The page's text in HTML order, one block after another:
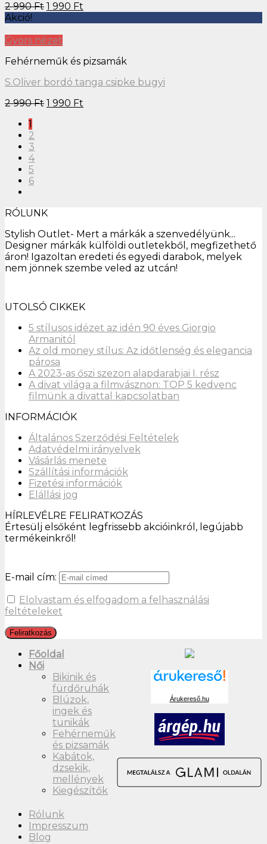
2 990Ft 1 990 Ft
Akció!
Gyors nézet
Fehérneműk és pizsamák
S.Oliver bordó tanga csipke bugyi
2 990Ft 1 990 Ft
1
2
3
4
5
6
RÓLUNK
Stylish Outlet- Mert a márkák a szenvedélyünk...
Designer márkák külföldi outletekből, megfizethető
áron! Igazoltan eredeti és egyedi darabok, melyek
nem jönnek szembe veled az utcán!
UTOLSÓ CIKKEK
5 stílusos idézet az idén 90 éves Giorgio
Armanitól
Az old money stílus: Az időtlenség és elegancia
párosa
A 2023-as őszi szezon alapdarabjai I. rész
A divat világa a filmvásznon: TOP 5 kedvenc
filmünk a divattal kapcsolatban
INFORMÁCIÓK
Általános Szerződési Feltételek
Adatvédelmi irányelvek
Vásárlás menete
Szállítási információk
Fizetési információk
Elállási jog
HÍRLEVÉLRE FELIRATKOZÁS
Értesülj elsőként legfrissebb akcióinkról, legújabb
termékeinkről!
E-mail cím:
Elolvastam és elfogadom a felhasználási
feltételeket
Árukereső.hu
Rólunk
Impresszum
Blog
Főoldal
Női
Bikinik és
fürdőruhák
Blúzok,
ingek és
tunikák
Fehérneműk
és pizsamák
Kabátok,
dzsekik,
mellények
Kiegészítők